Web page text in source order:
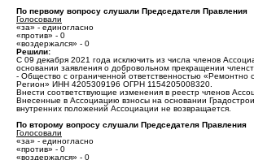
По первому вопросу слушали Председателя Правления
Голосовали
«за» - единогласно
«против» - 0
«воздержался» - 0
Решили:
С 09 декабря 2021 года исключить из числа членов
основании заявления о добровольном прекращении
- Общество с ограниченной ответственностью «Ремонтно
Регион» ИНН 4205309196 ОГРН 1154205008320.
Внести соответствующие изменения в реестр членов
Внесенные в Ассоциацию взносы на основании
внутренних положений Ассоциации не возвращается.
По второму вопросу слушали Председателя Правления
Голосовали
«за» - единогласно
«против» - 0
«воздержался» - 0